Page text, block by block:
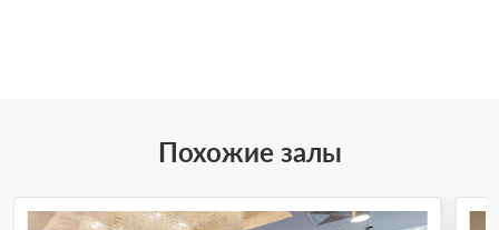
Похожие залы